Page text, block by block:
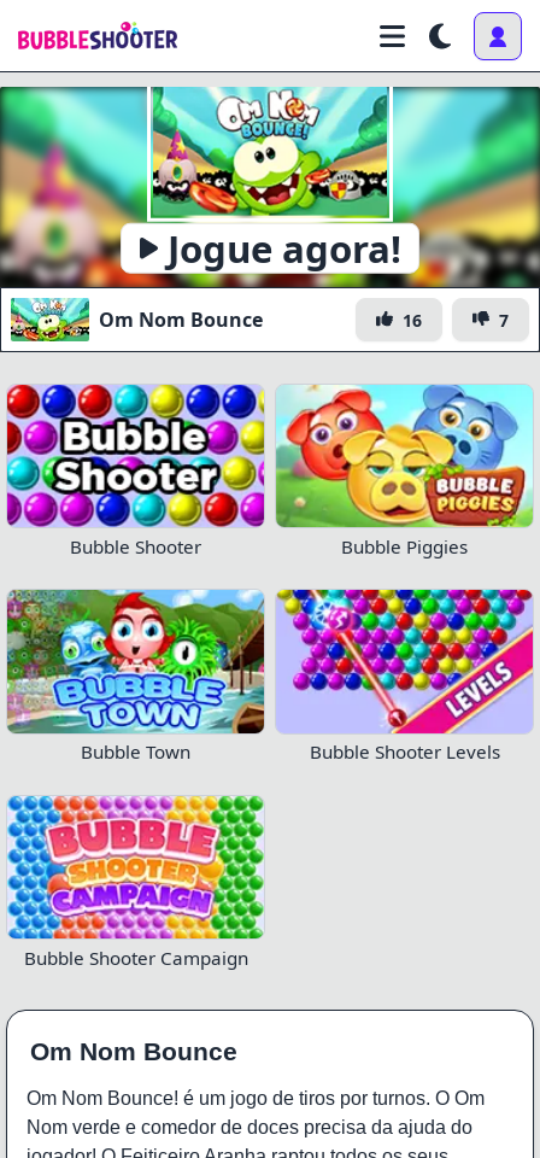
Jogue agora!
Om Nom Bounce 16 7
Bubble Shooter Bubble Piggies
Bubble Town Bubble Shooter Levels
Bubble Shooter Campaign
Om Nom Bounce
Om Nom Bounce! é um jogo de tiros por turnos. O Om
Nom verde e comedor de doces precisa da ajuda do